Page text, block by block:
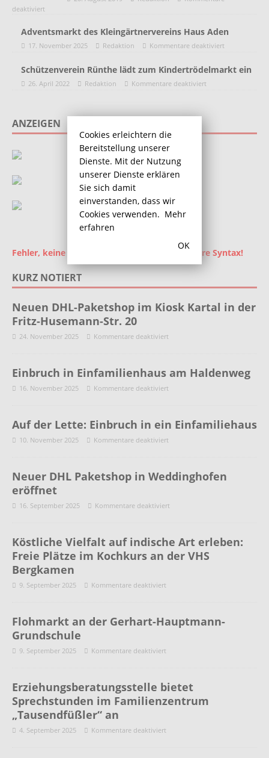
deaktiviert
Adventsmarkt des Kleingärtnervereins Haus Aden
17. November 2025 Redaktion Kommentare deaktiviert
Schützenverein Rünthe lädt zum Kindertrödelmarkt ein
26. April 2022 Redaktion Kommentare deaktiviert
ANZEIGEN
Fehler, keine Ad-ID gesetzt! Überprüfen Sie Ihre Syntax!
KURZ NOTIERT
Neuen DHL-Paketshop im Kiosk Kartal in der
Fritz-Husemann-Str. 20
24. November 2025 Kommentare deaktiviert
Einbruch in Einfamilienhaus am Haldenweg
16. November 2025 Kommentare deaktiviert
Auf der Lette: Einbruch in ein Einfamiliehaus
10. November 2025 Kommentare deaktiviert
Neuer DHL Paketshop in Weddinghofen
eröffnet
16. September 2025 Kommentare deaktiviert
Köstliche Vielfalt auf indische Art erleben:
Freie Plätze im Kochkurs an der VHS
Bergkamen
9. September 2025 Kommentare deaktiviert
Flohmarkt an der Gerhart-Hauptmann-
Grundschule
9. September 2025 Kommentare deaktiviert
Erziehungsberatungsstelle bietet
Sprechstunden im Familienzentrum
„Tausendfüßler“ an
4. September 2025 Kommentare deaktiviert
Cookies erleichtern die
Bereitstellung unserer
Dienste. Mit der Nutzung
unserer Dienste erklären
Sie sich damit
einverstanden, dass wir
Cookies verwenden. Mehr
erfahren
OK